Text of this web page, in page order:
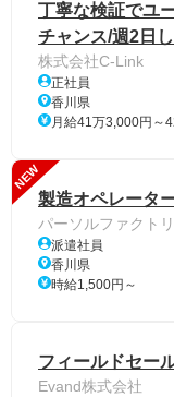
丁寧な検証でユ
チャンス/週2日
株式会社C-Link
正社員
香川県
月給41万3,000円～
NEW
製造オペレータ
パーソルファクト
派遣社員
香川県
時給1,500円～
フィールドセー
Evand株式会社